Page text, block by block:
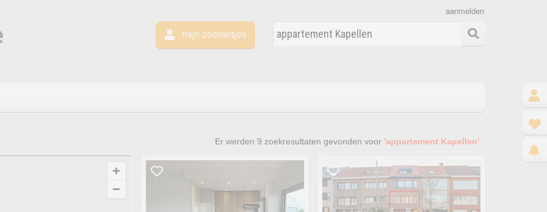
mijn zoekertjes
aanmelden
Er werden 9 zoekresultaten gevonden voor 'appartement Kapellen'